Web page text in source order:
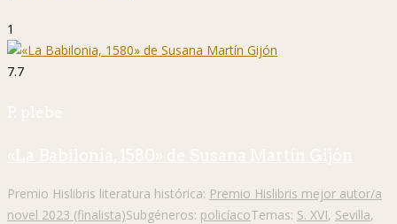
1
7.7
P. plebe
«La Babilonia, 1580» de Susana Martín Gijón
Premio Hislibris literatura histórica: Premio Hislibris mejor autor/a
novel 2023 (finalista)Subgéneros: policíacoTemas: S. XVI, Sevilla,